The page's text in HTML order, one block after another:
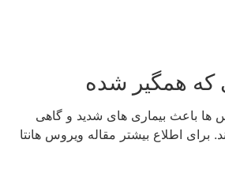
همگیر شده
‌ها باعث بیماری‌ های شدید و گاهی
برای اطلاع بیشتر مقاله ویروس هانتا